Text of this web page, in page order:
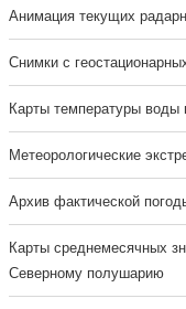
Анимация текущих
Cнимки с
Карты температуры воды
Метеорологические
Архив фактической
Карты среднемесячных
Северному полушарию